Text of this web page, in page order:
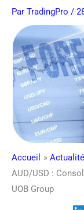
Par TradingPro /
Accueil
Actualité
AUD/USD :
UOB Group